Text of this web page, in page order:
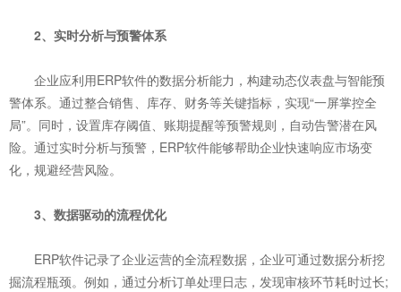
2、实时分析与预警体系
企业应利用ERP软件的数据分析能力，构建动态仪表盘与智能预
警体系。通过整合销售、库存、财务等关键指标，实现“一屏掌控全
局”。同时，设置库存阈值、账期提醒等预警规则，自动告警潜在风
险。通过实时分析与预警，ERP软件能够帮助企业快速响应市场变
化，规避经营风险。
3、数据驱动的流程优化
ERP软件记录了企业运营的全流程数据，企业可通过数据分析挖
掘流程瓶颈。例如，通过分析订单处理日志，发现审核环节耗时过长;